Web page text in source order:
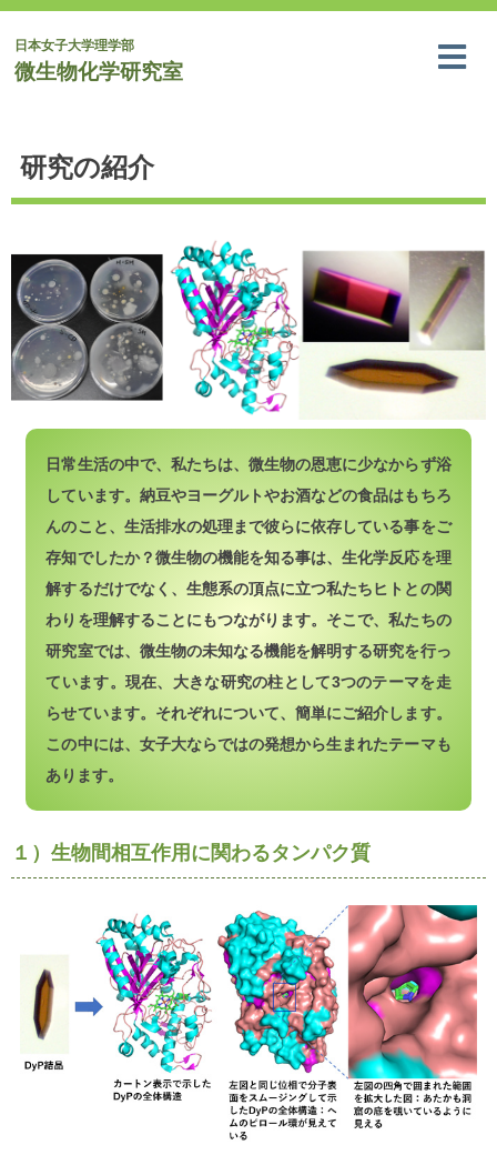
日本女子大学理学部
微生物化学研究室
研究の紹介
日常生活の中で、私たちは、微生物の恩恵に少なからず浴
しています。納豆やヨーグルトやお酒などの食品はもちろ
んのこと、生活排水の処理まで彼らに依存している事をご
存知でしたか？微生物の機能を知る事は、生化学反応を理
解するだけでなく、生態系の頂点に立つ私たちヒトとの関
わりを理解することにもつながります。そこで、私たちの
研究室では、微生物の未知なる機能を解明する研究を行っ
ています。現在、大きな研究の柱として3つのテーマを走
らせています。それぞれについて、簡単にご紹介します。
この中には、女子大ならではの発想から生まれたテーマも
あります。
１）生物間相互作用に関わるタンパク質